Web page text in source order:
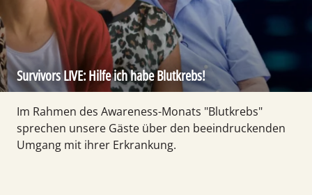
Survivors LIVE: Hilfe ich habe Blutkrebs!
Im Rahmen des Aware­ness-Monats "Blut­krebs"
sprechen unsere Gäste über den beein­drucken­den
Umgang mit ihrer Erkran­kung.